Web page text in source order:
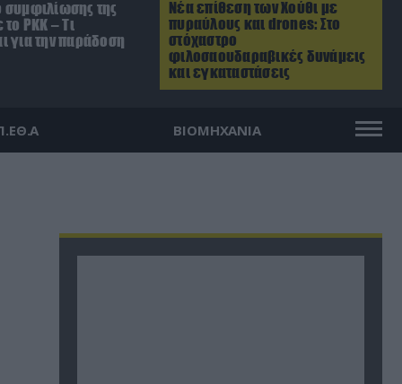
Νέα επίθεση των Χούθι με
πυραύλους και drones: Στο
στόχαστρο
φιλοσαουδαραβικές δυνάμεις
και εγκαταστάσεις
συμφιλίωσης της
ΡΚΚ – Τι
για την παράδοση
ΒΙΟΜΗΧΑΝΙΑ